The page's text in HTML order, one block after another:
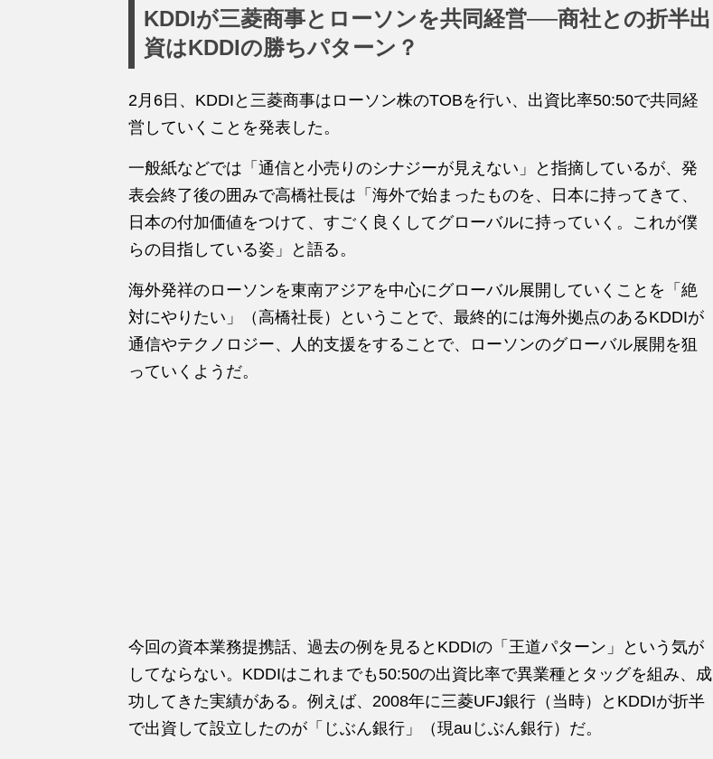
KDDIが三菱商事とローソンを共同経営──商社との折半出
資はKDDIの勝ちパターン？
2月6日、KDDIと三菱商事はローソン株のTOBを行い、出資比率50:50で共同経
営していくことを発表した。
一般紙などでは「通信と小売りのシナジーが見えない」と指摘しているが、発
表会終了後の囲みで高橋社長は「海外で始まったものを、日本に持ってきて、
日本の付加価値をつけて、すごく良くしてグローバルに持っていく。これが僕
らの目指している姿」と語る。
海外発祥のローソンを東南アジアを中心にグローバル展開していくことを「絶
対にやりたい」（高橋社長）ということで、最終的には海外拠点のあるKDDIが
通信やテクノロジー、人的支援をすることで、ローソンのグローバル展開を狙
っていくようだ。
今回の資本業務提携話、過去の例を見るとKDDIの「王道パターン」という気が
してならない。KDDIはこれまでも50:50の出資比率で異業種とタッグを組み、成
功してきた実績がある。例えば、2008年に三菱UFJ銀行（当時）とKDDIが折半
で出資して設立したのが「じぶん銀行」（現auじぶん銀行）だ。